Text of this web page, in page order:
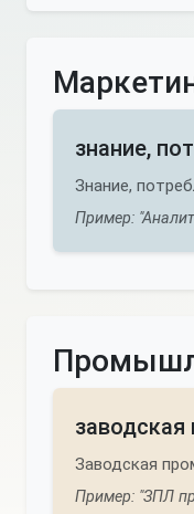
знание,
Знание,
Пример:
Заводская
Пример: "ЗПЛ